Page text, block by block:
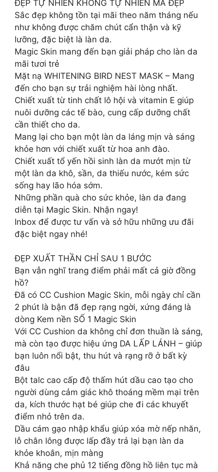
ĐẸP TỰ NHIÊN KHÔNG TỰ NHIÊN MÀ ĐẸP
Sắc đẹp không tồn tại mãi theo năm tháng nếu
như không được chăm chút cẩn thận và kỹ
lưỡng, đặc biệt là làn da.
Magic Skin mang đến bạn giải pháp cho làn da
mãi tươi trẻ
Mặt nạ WHITENING BIRD NEST MASK – Mang
đến cho bạn sự trải nghiệm hài lòng nhất.
Chiết xuất từ tinh chất lô hội và vitamin E giúp
nuôi dưỡng các tế bào, cung cấp dưỡng chất
cần thiết cho da.
Mang lại cho bạn một làn da láng mịn và sáng
khỏe hơn với chiết xuất từ hoa anh đào.
Chiết xuất tổ yến hồi sinh làn da mướt mịn từ
một làn da khô, sần, da thiếu nước, kém sức
sống hay lão hóa sớm.
Những phần quà cho sức khỏe, làn da đang
diễn tại Magic Skin. Nhận ngay!
Inbox để được tư vấn và sở hữu những ưu đãi
đặc biệt ngay nhé!
ĐẸP XUẤT THẦN CHỈ SAU 1 BƯỚC
Bạn vẫn nghĩ trang điểm phải mất cả giờ đồng
hồ?
Đã có CC Cushion Magic Skin, mỗi ngày chỉ cần
2 phút là bận đã đẹp rạng ngời, xứng đáng là
dòng Kem nền SỐ 1 Magic Skin
Với CC Cushion da không chỉ đơn thuần là sáng,
mà còn tạo được hiệu ứng DA LẤP LÁNH – giúp
bạn luôn nổi bật, thu hút và rạng rỡ ở bất kỳ
đâu
Bột talc cao cấp độ thấm hút dầu cao tạo cho
người dùng cảm giác khô thoáng mềm mại trên
da, kích thước hạt bé giúp che đi các khuyết
điểm nhỏ trên da.
Dầu cám gạo nhập khẩu giúp xóa mờ nếp nhăn,
lỗ chân lông được lấp đầy trả lại bạn làn da
khỏe khoắn, mịn màng
Khả năng che phủ 12 tiếng đồng hồ liên tục mà